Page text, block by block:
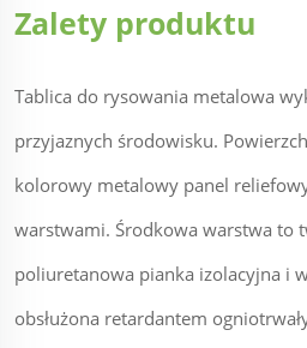
Zalety produktu
Tablica do rysowania metalowa
przyjaznych środowisku.
kolorowy metalowy panel
warstwami. Środkowa warstwa to
poliuretanowa pianka izolacyjna i
obsłużona retardantem